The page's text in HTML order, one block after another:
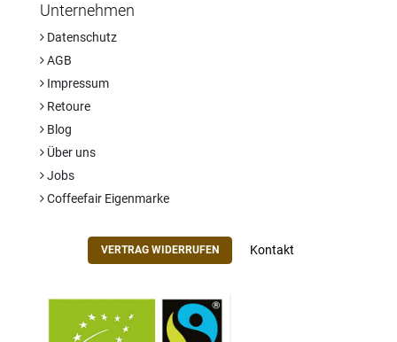
Unternehmen
Datenschutz
AGB
Impressum
Retoure
Blog
Über uns
Jobs
Coffeefair Eigenmarke
VERTRAG WIDERRUFEN Kontakt